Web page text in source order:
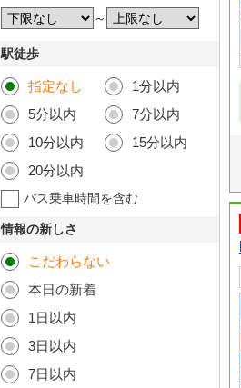
～
駅徒歩
指定なし
1分以内
5分以内
7分以内
10分以内
15分以内
20分以内
バス乗車時間を含む
情報の新しさ
こだわらない
本日の新着
1日以内
3日以内
7日以内